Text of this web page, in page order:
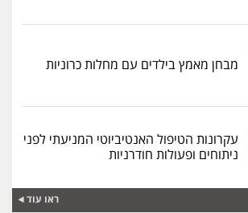
מבחן מאמץ בילדים עם מחלות כרוניות
עקרונות הטיפול האנטיביוטי המניעתי לפני
ניתוחים ופעולות חודרניות
ראו עוד